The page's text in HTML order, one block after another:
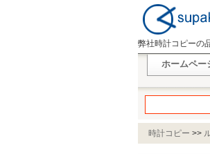
弊社時計コピーの
ホームペー
時計コピー >>